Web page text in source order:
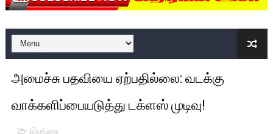
சீனா இலங்கையிடம் 8 மில்லியன் அமெரிக்க டொலர் நட்டஈடு
01/11/2021 Scotland ல் நடைபெறும் கண்டனப்
பாலச்சந்திரன் மற்றும் தன்னிடம் படித்த மாணவர்கள் தொடர்பில்
பிரிட்டனால் கடத்தப்படும் நிலையில் இலங்கைத் தமிழ்
வர்ராரு...வர்ராரு... அண்ணாத்த : ரஜினிக்காக இலங்கை
அமைச்சு பதவியை ஏற்பதில்லை: வடக்கு
வாக்களிப்பையடுத்து டக்ளஸ் முடிவு!
இலங்கை